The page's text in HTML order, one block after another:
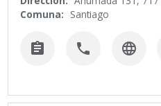
Comuna: Santiago
  